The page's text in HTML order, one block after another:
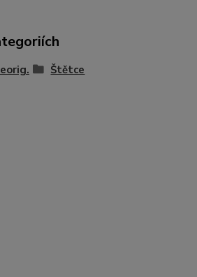
Štětce